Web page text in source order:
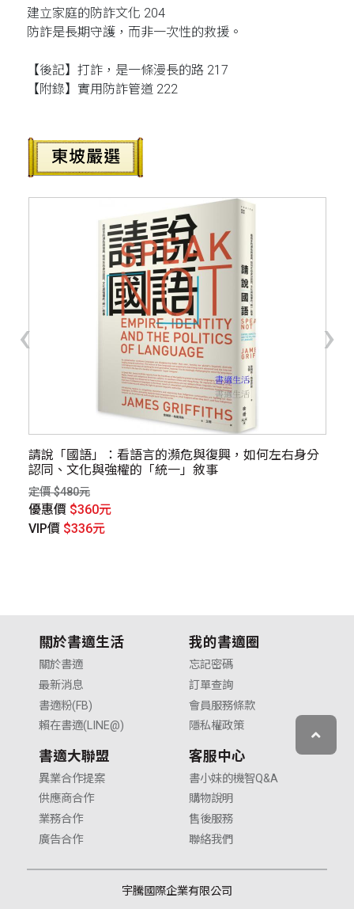
建立家庭的防詐文化 204
防詐是長期守護，而非一次性的救援。
【後記】打詐，是一條漫長的路 217
【附錄】實用防詐管道 222
請說「國語」：看語言的瀕危與復興，如何左右身分
認同、文化與強權的「統一」敘事
定價 $480元
優惠價 $360元
VIP價 $336元
‹ ›
關於書適生活
關於書適
最新消息
書適粉(FB)
賴在書適(LINE@)
我的書適圈
忘記密碼
訂單查詢
會員服務條款
隱私權政策
書適大聯盟
異業合作提案
供應商合作
業務合作
廣告合作
客服中心
書小妹的機智Q&A
購物說明
售後服務
聯絡我們
宇騰國際企業有限公司